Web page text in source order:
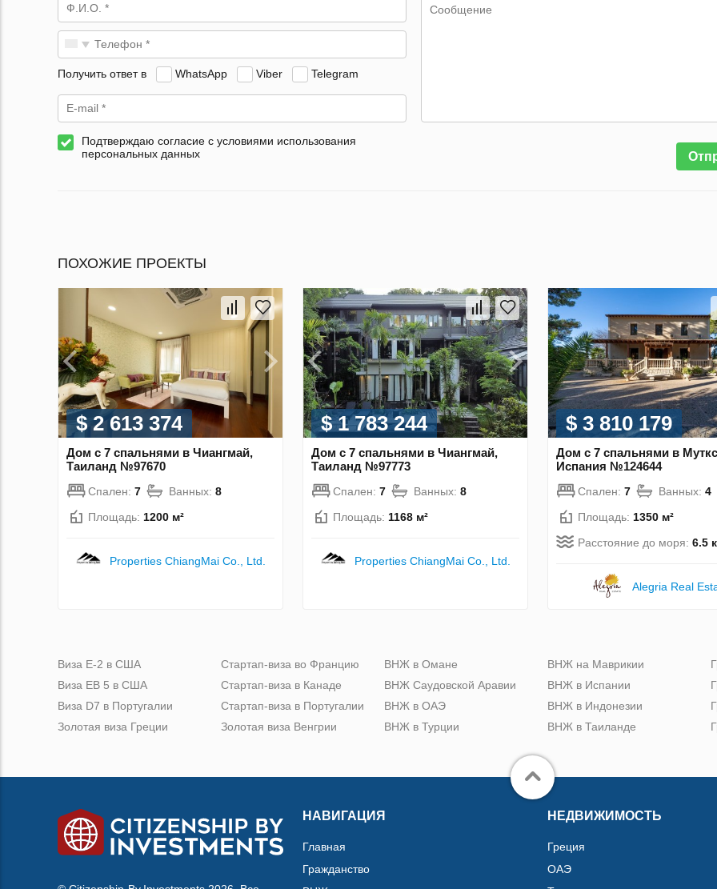
Получить ответ в WhatsApp Viber Telegram
Подтверждаю согласие с условиями использования
персональных данных
ПОХОЖИЕ ПРОЕКТЫ
$ 2 613 374
Дом с 7 спальнями в Чиангмай,
Таиланд №97670
Спален: 7 Ванных: 8
Площадь: 1200 м²
Properties ChiangMai Co., Ltd.
$ 1 783 244
Дом с 7 спальнями в Чиангмай,
Таиланд №97773
Спален: 7 Ванных: 8
Площадь: 1168 м²
Properties ChiangMai Co., Ltd.
$ 3 810 179
Дом с 7 спальнями в
Испания №124644
Спален: 7 Ванных: 4
Площадь: 1350 м²
Расстояние до моря: 6.5
Alegria Real
Виза Е-2 в США
Виза ЕВ 5 в США
Виза D7 в Португалии
Золотая виза Греции
Стартап-виза во Францию
Стартап-виза в Канаде
Стартап-виза в Португалии
Золотая виза Венгрии
ВНЖ в Омане
ВНЖ Саудовской Аравии
ВНЖ в ОАЭ
ВНЖ в Турции
ВНЖ на Маврикии
ВНЖ в Испании
ВНЖ в Индонезии
ВНЖ в Таиланде
НАВИГАЦИЯ
Главная
Гражданство
НЕДВИЖИМОСТЬ
Греция
ОАЭ